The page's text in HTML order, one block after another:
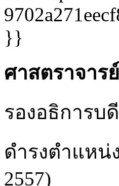
ศาสตราจาร
รองอธิการบดี
ดำรงตำแหน่
2557)